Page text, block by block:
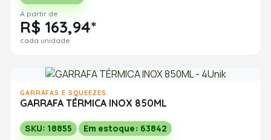
A partir de
R$ 163,94*
cada unidade
GARRAFAS E SQUEEZES
GARRAFA TÉRMICA INOX 850ML
SKU: 18855 Em estoque: 63842